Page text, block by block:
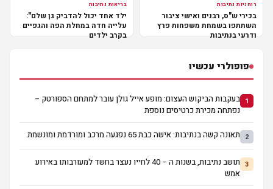
רוחניות נתיבות
בכירי ש"ס, רבנים ואישי ציבור
השתתפו בשמחת משפחות פרץ
ודרעי בנתיבות
בריאות נתיבות
ילד אחד יכול להדביק גן שלם":
עלייה חדה במחלת הפה והגפיים
בקרב ילדים
פופולרי עכשיו
1 בעקבות הביקוש העצום: מופע אייל גולן עובר למתחם הספורטק –
נפתחה מכירת כרטיסים נוספת
2 תאונה קשה בנתיבות: אישה כבת 65 נפגעה מרכב ומורדמת ומונשמת
3
תושב נתיבות, בשנות ה – 40 לחייו נעצר בחשד למעורבותו באירוע
אמש